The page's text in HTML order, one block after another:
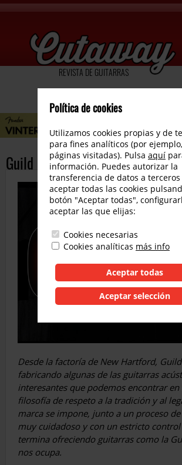
REVISTA DE GUITARRAS
Guild D-55 Tradicional Series
Desde la factoría de New Hartford,
fabricando algunas de las guitarras
interesantes que podemos encontrar en
filosofía de respeto a la tradición y al
marca se impone, junto a un proceso
muy cuidadoso y con un estricto
termina ofreciendo guitarras como la
nos ocupa.
Política de cookies
Utilizamos cookies propias y de
para fines analíticos (por ejemplo,
páginas visitadas). Pulsa aquí
información. Puedes autorizar la
transferencia de datos a terceros
aceptar todas las cookies
botón "Aceptar todas",
aceptar las que elijas:
Cookies necesarias
Cookies analíticas más info
Aceptar todas
Aceptar selección